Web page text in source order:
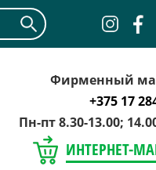
Фирменный
+375 17
Пн-пт 8.30-13.00;
ИНТЕРНЕТ-